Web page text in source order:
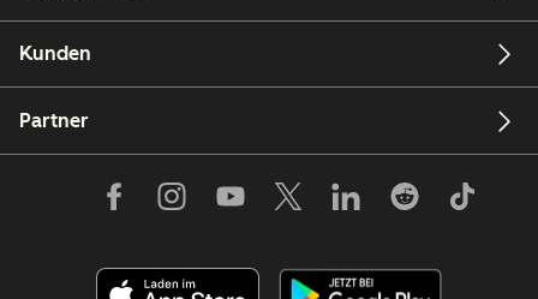
Kunden
Partner